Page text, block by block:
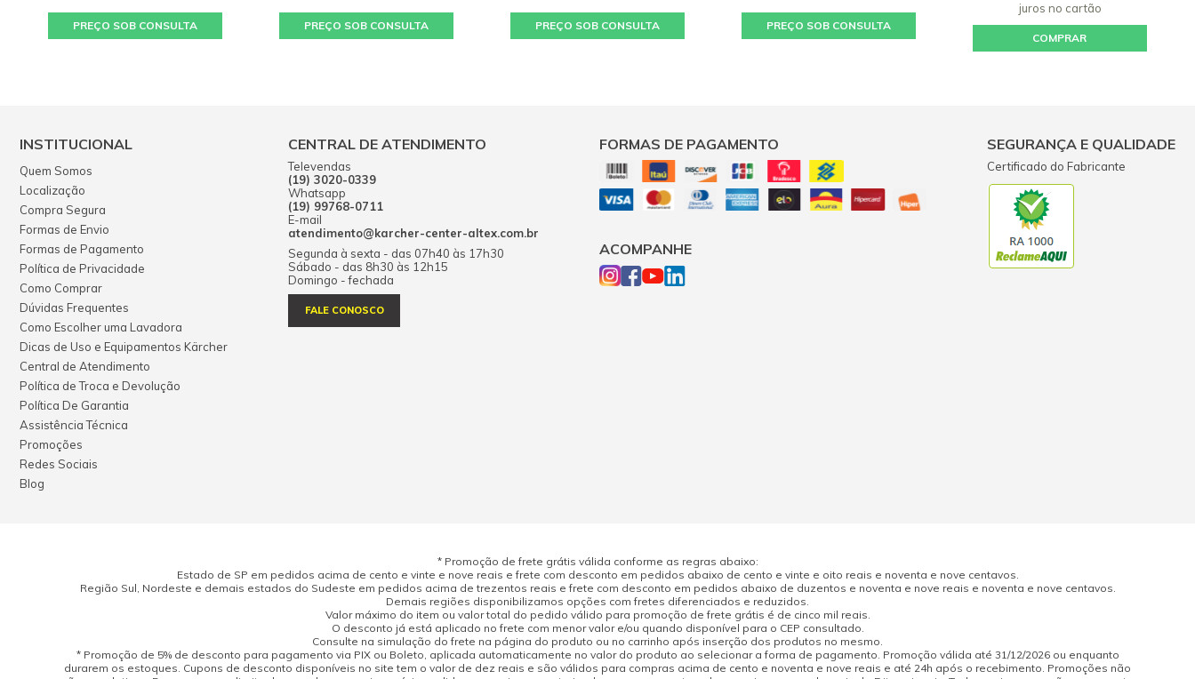
PREÇO SOB CONSULTA PREÇO SOB CONSULTA PREÇO SOB CONSULTA PREÇO SOB CONSULTA
juros no cartão
COMPRAR
INSTITUCIONAL
Quem Somos
Localização
Compra Segura
Formas de Envio
Formas de Pagamento
Política de Privacidade
Como Comprar
Dúvidas Frequentes
Como Escolher uma Lavadora
Dicas de Uso e Equipamentos Kärcher
Central de Atendimento
Política de Troca e Devolução
Política De Garantia
Assistência Técnica
Promoções
Redes Sociais
Blog
CENTRAL DE ATENDIMENTO
Televendas
(19) 3020-0339
Whatsapp
(19) 99768-0711
E-mail
atendimento@karcher-center-altex.com.br
Segunda à sexta - das 07h40 às 17h30
Sábado - das 8h30 às 12h15
Domingo - fechada
FALE CONOSCO
FORMAS DE PAGAMENTO
ACOMPANHE
SEGURANÇA E QUALIDADE
Certificado do Fabricante
* Promoção de frete grátis válida conforme as regras abaixo:
Estado de SP em pedidos acima de cento e vinte e nove reais e frete com desconto em pedidos abaixo de cento e vinte e oito reais e noventa e nove centavos.
Região Sul, Nordeste e demais estados do Sudeste em pedidos acima de trezentos reais e frete com desconto em pedidos abaixo de duzentos e noventa e nove reais e noventa e nove centavos.
Demais regiões disponibilizamos opções com fretes diferenciados e reduzidos.
Valor máximo do item ou valor total do pedido válido para promoção de frete grátis é de cinco mil reais.
O desconto já está aplicado no frete com menor valor e/ou quando disponível para o CEP consultado.
Consulte na simulação do frete na página do produto ou no carrinho após inserção dos produtos no mesmo.
* Promoção de 5% de desconto para pagamento via PIX ou Boleto, aplicada automaticamente no valor do produto ao selecionar a forma de pagamento. Promoção válida até 31/12/2026 ou enquanto
durarem os estoques. Cupons de desconto disponíveis no site tem o valor de dez reais e são válidos para compras acima de cento e noventa e nove reais e até 24h após o recebimento. Promoções não